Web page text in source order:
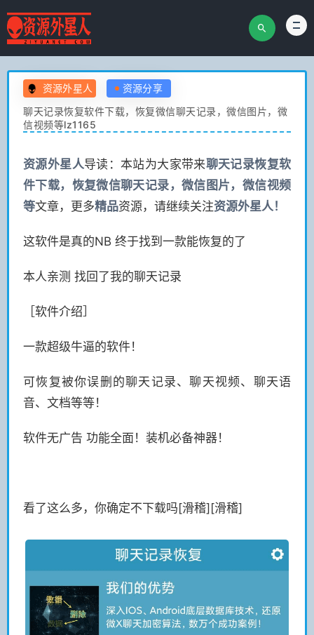
资源外星人
资源分享
聊天记录恢复软件下载，恢复微信聊天记录，微信图片，微
信视频等lz1165
资源外星人导读：本站为大家带来聊天记录恢复软
件下载，恢复微信聊天记录，微信图片，微信视频
等文章，更多精品资源，请继续关注资源外星人！
这软件是真的NB 终于找到一款能恢复的了
本人亲测 找回了我的聊天记录
［软件介绍］
一款超级牛逼的软件！
可恢复被你误删的聊天记录、聊天视频、聊天语
音、文档等等！
软件无广告 功能全面！装机必备神器！
看了这么多，你确定不下载吗[滑稽][滑稽]